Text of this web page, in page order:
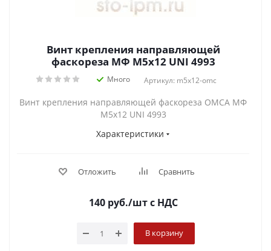
Винт крепления направляющей
фаскореза МФ М5х12 UNI 4993
Много Артикул: m5x12-omc
Винт крепления направляющей фаскореза OMCA МФ
М5х12 UNI 4993
Характеристики
Отложить Сравнить
140 руб./штс НДС
В корзину